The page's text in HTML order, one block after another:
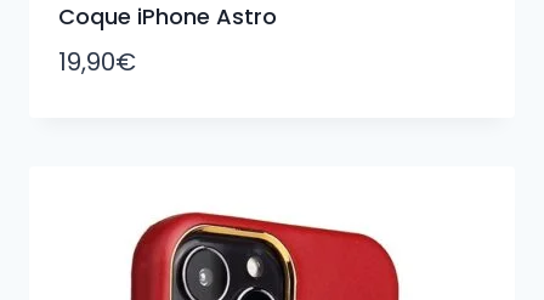
Coque iPhone Astro
19,90€